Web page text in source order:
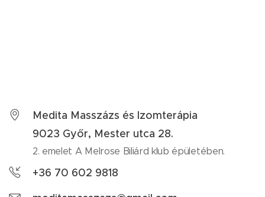
Medita Masszázs és Izomterápia
9023 Győr, Mester utca 28.
2. emelet A Melrose Biliárd klub épületében.
+36 70 602 9818